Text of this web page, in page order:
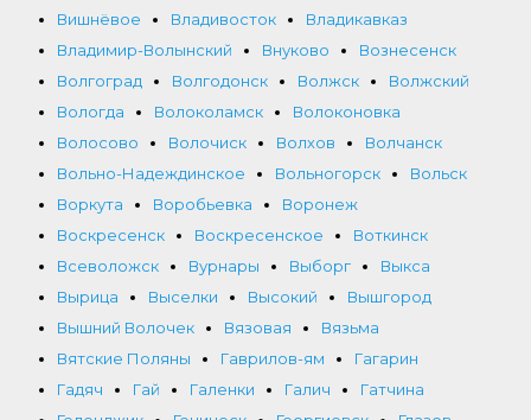
Вишнёвое
Владивосток
Владикавказ
Владимир-Волынский
Внуково
Вознесенск
Волгоград
Волгодонск Волжск
Волжский
Вологда
Волоколамск
Волоконовка
Волосово
Волочиск Волхов
Волчанск
Вольно-Надеждинское
Вольногорск
Вольск
Воркута
Воробьевка
Воронеж
Воскресенск
Воскресенское
Воткинск
Всеволожск
Вурнары Выборг
Выкса
Вырица
Выселки Высокий
Вышгород
Вышний Волочек
Вязовая
Вязьма
Вятские Поляны
Гаврилов-ям
Гагарин
Гадяч
Гай Галенки Галич
Гатчина